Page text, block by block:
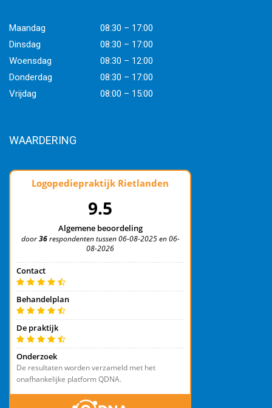
Maandag
08:30 – 17:00
Dinsdag
08:30 – 17:00
Woensdag
08:30 – 12:00
Donderdag
08:30 – 17:00
Vrijdag
08:00 – 15:00
WAARDERING